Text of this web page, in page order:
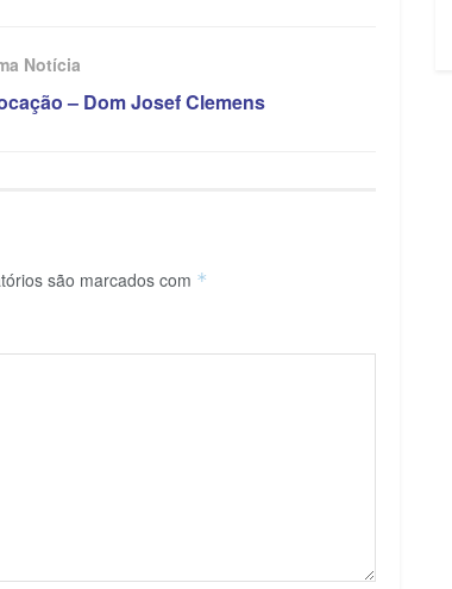
Notícia
– Dom Josef Clemens
são marcados com *